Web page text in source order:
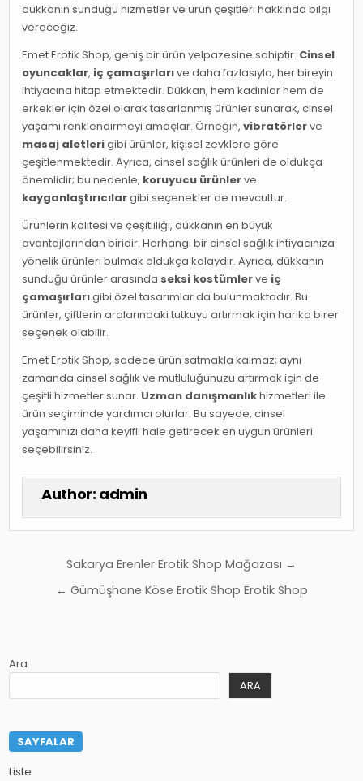
dükkanın sunduğu hizmetler ve ürün çeşitleri hakkında bilgi
vereceğiz.
Emet Erotik Shop, geniş bir ürün yelpazesine sahiptir. Cinsel
oyuncaklar, iç çamaşırlarıve daha fazlasıyla, her bireyin
ihtiyacına hitap etmektedir. Dükkan, hem kadınlar hem de
erkekler için özel olarak tasarlanmış ürünler sunarak, cinsel
yaşamı renklendirmeyi amaçlar. Örneğin,vibratörlerve
masaj aletlerigibi ürünler, kişisel zevklere göre
çeşitlenmektedir. Ayrıca, cinsel sağlık ürünleri de oldukça
önemlidir; bu nedenle, koruyucu ürünlerve
kayganlaştırıcılargibi seçenekler de mevcuttur.
Ürünlerin kalitesi ve çeşitliliği, dükkanın en büyük
avantajlarından biridir. Herhangi bir cinsel sağlık ihtiyacınıza
yönelik ürünleri bulmak oldukça kolaydır. Ayrıca, dükkanın
sunduğu ürünler arasında seksi kostümlerve iç
çamaşırlarıgibi özel tasarımlar da bulunmaktadır. Bu
ürünler, çiftlerin aralarındaki tutkuyu artırmak için harika birer
seçenek olabilir.
Emet Erotik Shop, sadece ürün satmakla kalmaz; aynı
zamanda cinsel sağlık ve mutluluğunuzu artırmak için de
çeşitli hizmetler sunar. Uzman danışmanlıkhizmetleri ile
ürün seçiminde yardımcı olurlar. Bu sayede, cinsel
yaşamınızı daha keyifli hale getirecek en uygun ürünleri
seçebilirsiniz.
Author: admin
gezinmesi
Sakarya Erenler Erotik Shop Mağazası →
← Gümüşhane Köse Erotik Shop Erotik Shop
Ara
ARA
SAYFALAR
Liste